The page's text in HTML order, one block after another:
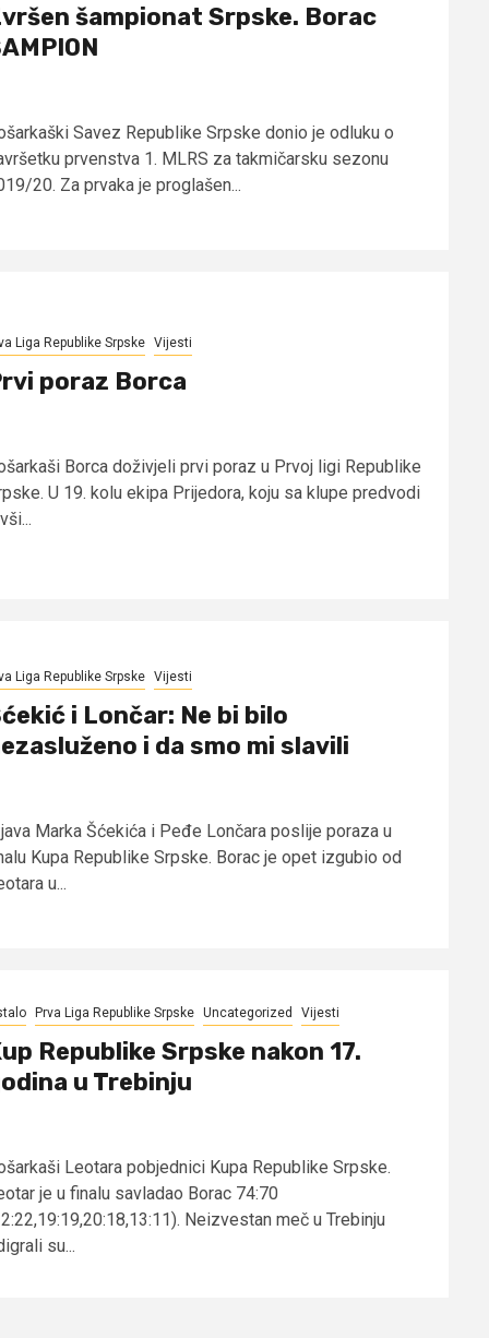
šampionat Srpske. Borac
Savez Republike Srpske donio je odluku o
prvenstva 1. MLRS za takmičarsku sezonu
20. Za prvaka je proglašen...
Liga Republike Srpske Vijesti
poraz Borca
Borca doživjeli prvi poraz u Prvoj ligi Republike
U 19. kolu ekipa Prijedora, koju sa klupe predvodi
Liga Republike Srpske Vijesti
i Lončar: Ne bi bilo
i da smo mi slavili
Marka Šćekića i Peđe Lončara poslije poraza u
Kupa Republike Srpske. Borac je opet izgubio od
u...
Prva Liga Republike Srpske Uncategorized Vijesti
Republike Srpske nakon 17.
u Trebinju
Leotara pobjednici Kupa Republike Srpske.
je u finalu savladao Borac 74:70
Neizvestan meč u Trebinju
su...